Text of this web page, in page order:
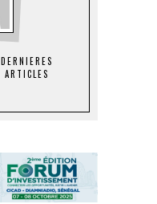
DERNIERES
ARTICLES